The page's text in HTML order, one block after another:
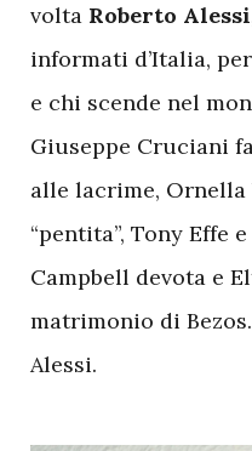
volta Roberto Alessi
informati d’Italia,
e chi scende nel
Giuseppe Cruciani
alle lacrime, Ornella
“pentita”, Tony Effe
Campbell devota e
matrimonio di
Alessi.